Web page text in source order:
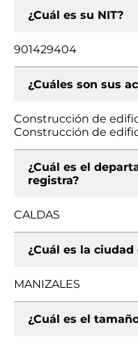
¿Cuál es su NIT?
901429404
¿Cuáles son sus
Construcción de
Construcción de
¿Cuál es el
registra?
CALDAS
¿Cuál es la
MANIZALES
¿Cuál es el